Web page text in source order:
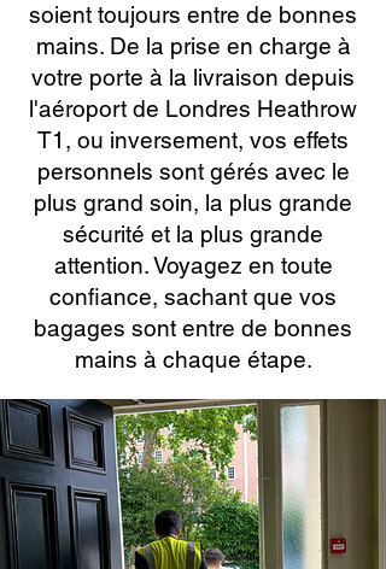
soient toujours entre de bonnes
mains. De la prise en charge à
votre porte à la livraison depuis
l'aéroport de Londres Heathrow
T1, ou inversement, vos effets
personnels sont gérés avec le
plus grand soin, la plus grande
sécurité et la plus grande
attention. Voyagez en toute
confiance, sachant que vos
bagages sont entre de bonnes
mains à chaque étape.